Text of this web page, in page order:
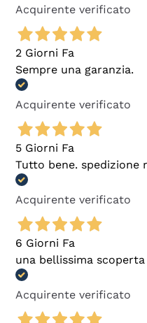
Acquirente verificato
2 Giorni Fa
Sempre una garanzia.
Acquirente verificato
5 Giorni Fa
Tutto bene. spedizione
Acquirente verificato
6 Giorni Fa
una bellissima scoperta
Acquirente verificato